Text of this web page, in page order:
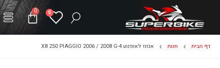
0
0
דף הבית חנות אגזוז לאופנוע X8 250 PIAGGIO 2006 / 2008 G-4